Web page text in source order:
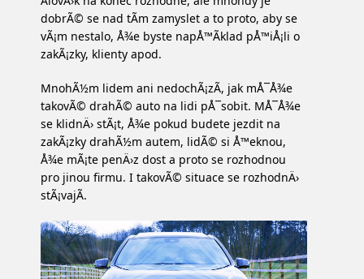
dobrÃ© se nad tÃ­m zamyslet a to proto, aby se
vÃ¡m nestalo, Å¾e byste napÅ™Ã­klad pÅ™iÅ¡li o
zakÃ¡zky, klienty apod.
MnohÃ½m lidem ani nedochÃ¡zÃ­, jak mÅ¯Å¾e
takovÃ© drahÃ© auto na lidi pÅ¯sobit. MÅ¯Å¾e
se klidnÄ› stÃ¡t, Å¾e pokud budete jezdit na
zakÃ¡zky drahÃ½m autem, lidÃ© si Å™eknou,
Å¾e mÃ¡te penÄ›z dost a proto se rozhodnou
pro jinou firmu. I takovÃ© situace se rozhodnÄ›
stÃ¡vajÃ­.